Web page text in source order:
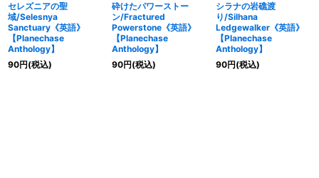
セレズニアの聖
域/Selesnya
Sanctuary《英語》
【Planechase
Anthology】
90円(税込)
砕けたパワーストー
ン/Fractured
Powerstone《英語》
【Planechase
Anthology】
90円(税込)
シラナの岩礁渡
り/Silhana
Ledgewalker《英語》
【Planechase
Anthology】
90円(税込)